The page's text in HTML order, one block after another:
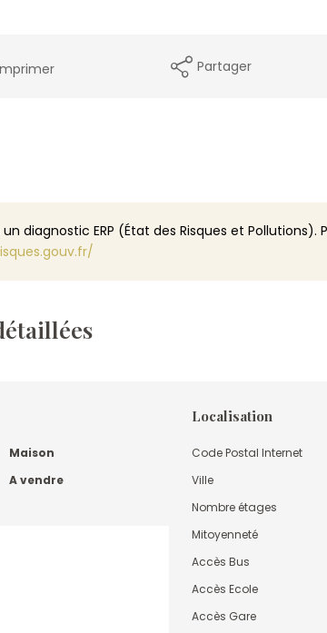
Partager
diagnostic ERP (État des Risques et Pollutions).
Maison
A vendre
Localisation
Code Postal Internet
Ville
Nombre étages
Mitoyenneté
Accès Bus
Accès Ecole
Accès Gare